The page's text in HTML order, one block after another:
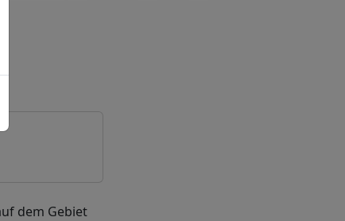
dem Gebiet